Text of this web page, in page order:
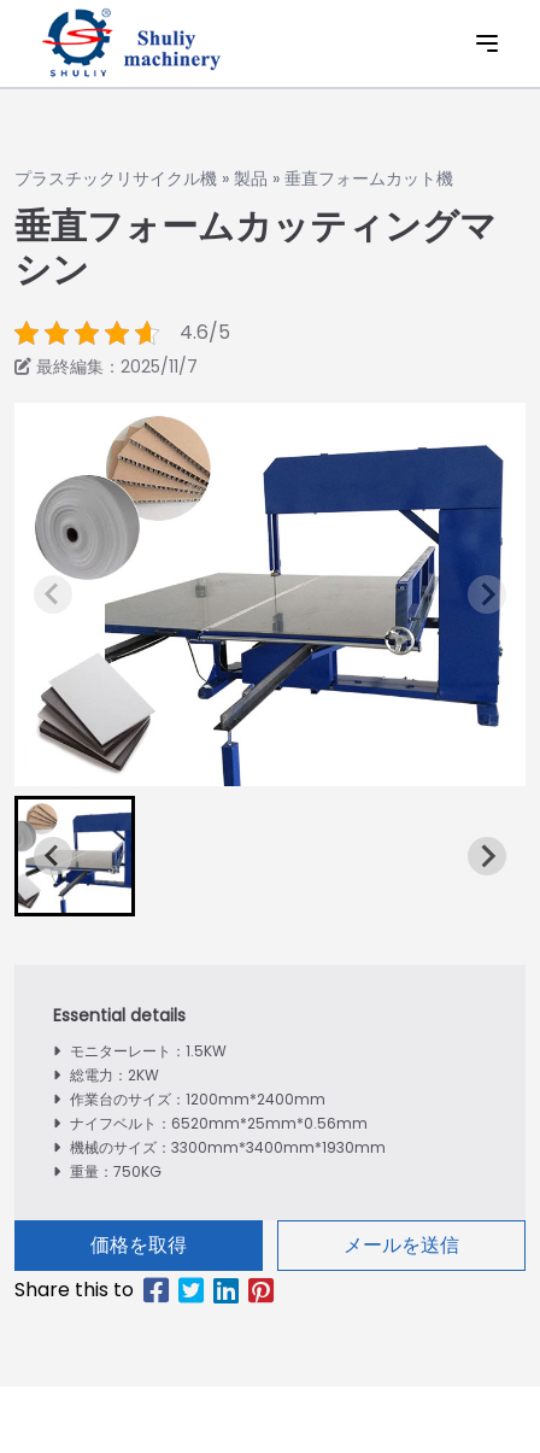
プラスチックリサイクル機 » 製品 » 垂直フォームカット機
垂直フォームカッティングマ
シン
4.6/5
最終編集：2025/11/7
モニターレート：1.5KW
総電力：2KW
作業台のサイズ：1200mm*2400mm
ナイフベルト：6520mm*25mm*0.56mm
機械のサイズ：3300mm*3400mm*1930mm
重量：750KG
価格を取得 メールを送信